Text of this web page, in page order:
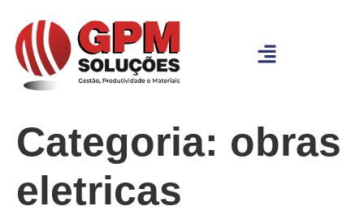
Categoria: obras
eletricas